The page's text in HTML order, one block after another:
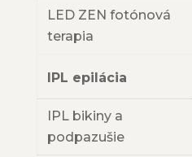
LED ZEN fotónová
terapia
IPL epilácia
IPL bikiny a
podpazušie